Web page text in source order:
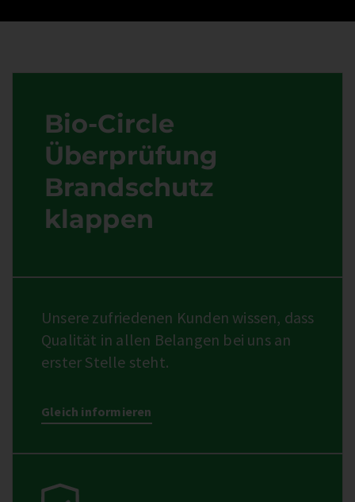
Bio-Circle
Überprüfung
Brandschutz
klappen
Unsere zufriedenen Kunden wissen, dass
Qualität in allen Belangen bei uns an
erster Stelle steht.
Gleich informieren